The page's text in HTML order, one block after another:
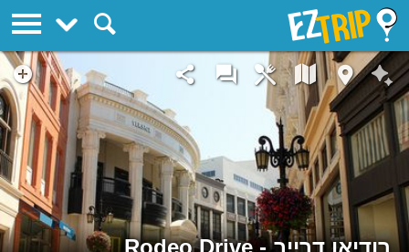
רודיאו דרייב - Rodeo Drive
EZTrip